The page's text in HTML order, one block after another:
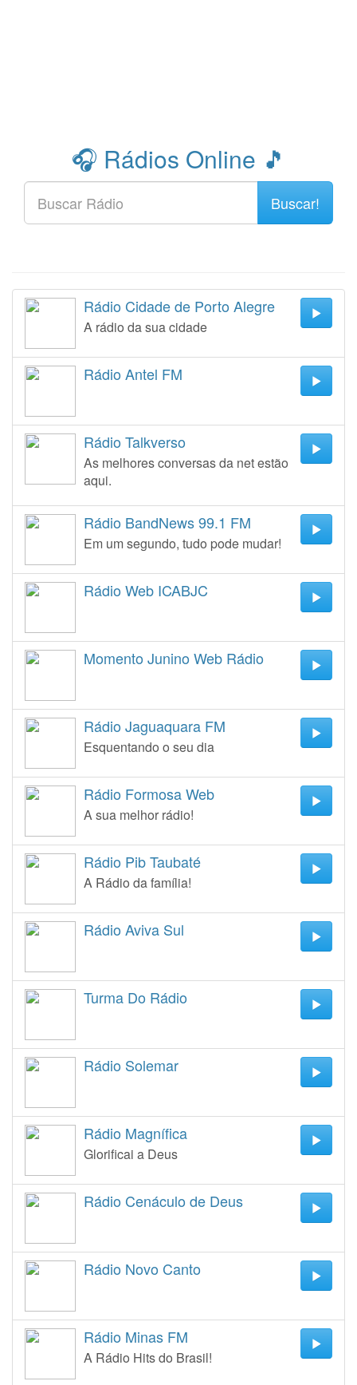
🎧 Rádios Online 🎵
Buscar!
Rádio Cidade de Porto Alegre
A rádio da sua cidade
Rádio Antel FM
Rádio Talkverso
As melhores conversas da net estão
aqui.
Rádio BandNews 99.1 FM
Em um segundo, tudo pode mudar!
Rádio Web ICABJC
Momento Junino Web Rádio
Rádio Jaguaquara FM
Esquentando o seu dia
Rádio Formosa Web
A sua melhor rádio!
Rádio Pib Taubaté
A Rádio da família!
Rádio Aviva Sul
Turma Do Rádio
Rádio Solemar
Rádio Magnífica
Glorificai a Deus
Rádio Cenáculo de Deus
Rádio Novo Canto
Rádio Minas FM
A Rádio Hits do Brasil!